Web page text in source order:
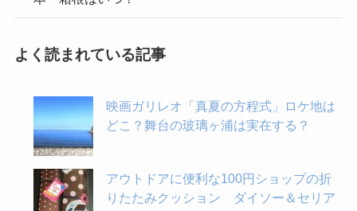
よく読まれている記事
映画ガリレオ「真夏の方程式」ロケ地は
どこ？舞台の玻璃ヶ浦は実在する？
アウトドアに便利な100円ショップの折
りたたみクッション ダイソー＆セリア